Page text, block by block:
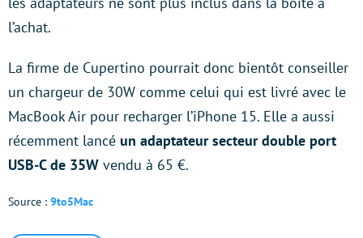
l’achat.
La firme de Cupertino pourrait donc bientôt conseiller
un chargeur de 30W comme celui qui est livré avec le
MacBook Air pour recharger l’iPhone 15. Elle a aussi
récemment lancé un adaptateur secteur double port
USB-C de 35W vendu à 65 €.
Source : 9to5Mac